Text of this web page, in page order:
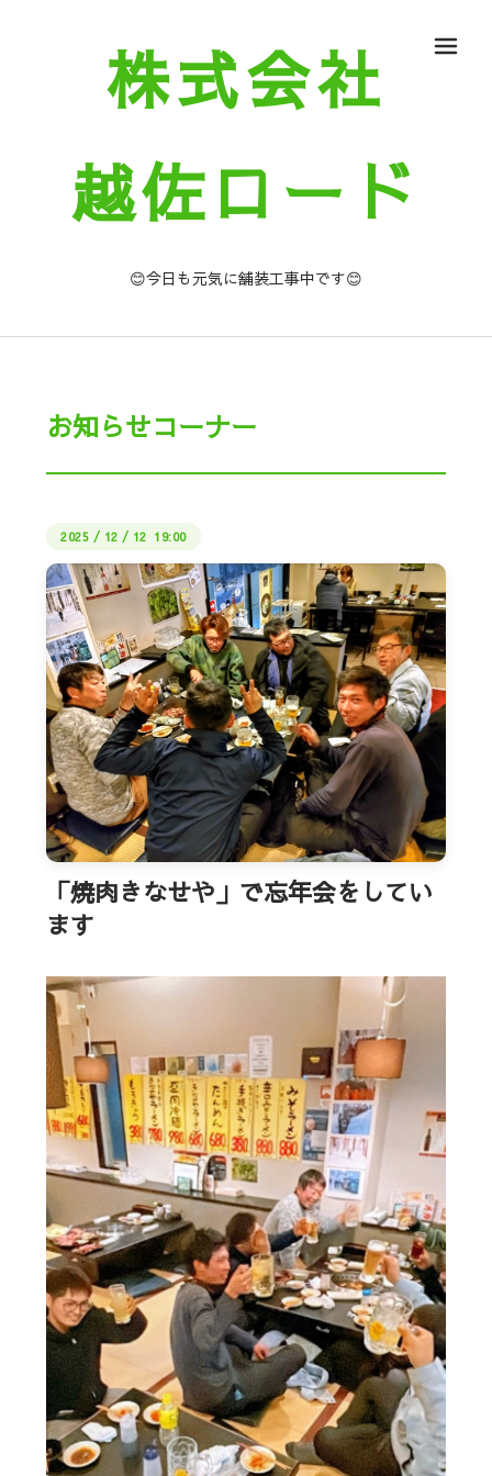
株式会社
越佐ロード
😊今日も元気に舗装工事中です😊
お知らせコーナー
2025 / 12 / 12 19:00
「焼肉きなせや」で忘年会をしてい
ます